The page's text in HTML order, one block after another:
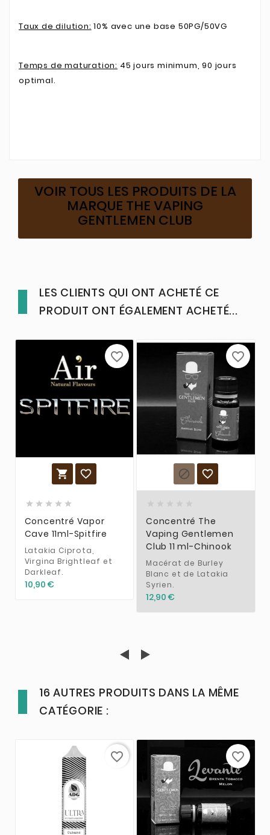
Taux de dilution: 10% avec une base 50PG/50VG
Temps de maturation: 45 jours minimum, 90 jours
optimal.
VOIR TOUS LES PRODUITS DE LA
MARQUE THE VAPING
GENTLEMEN CLUB
LES CLIENTS QUI ONT ACHETÉ CE
PRODUIT ONT ÉGALEMENT ACHETÉ...
 
    
Concentré Vapor
Cave 11ml-Spitfire
Latakia Ciprota,
Virgina Brightleaf et
Darkleaf.
10,90 €
favorite_border
 
Concentré The
Vaping Gentlemen
Club 11 ml-Chinook
Macérat de Burley
Blanc et de Latakia
Syrien.
12,90 €
favorite_border
16 AUTRES PRODUITS DANS LA MÊME
CATÉGORIE :
favorite_border favorite_border